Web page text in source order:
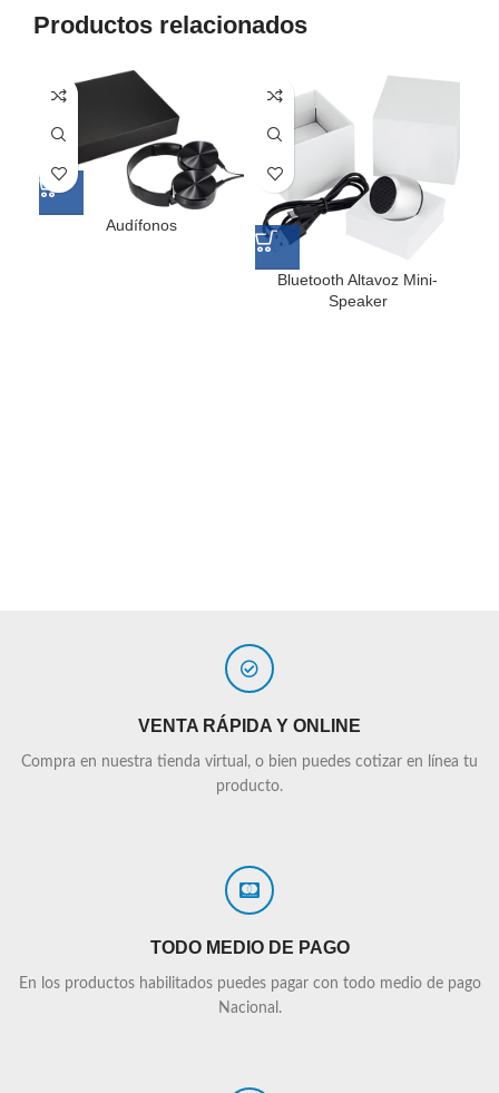
Productos relacionados
Audífonos
Bluetooth Altavoz Mini-
Speaker
VENTA RÁPIDA Y ONLINE
Compra en nuestra tienda virtual, o bien puedes cotizar en línea tu
producto.
TODO MEDIO DE PAGO
En los productos habilitados puedes pagar con todo medio de pago
Nacional.